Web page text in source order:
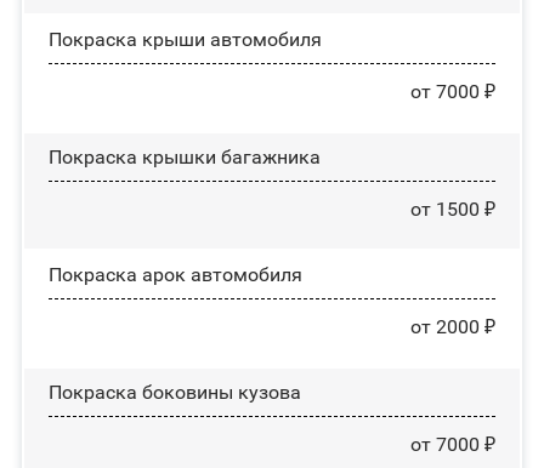
Покраска крыши автомобиля
от 7000 ₽
Покраска крышки багажника
от 1500 ₽
Покраска арок автомобиля
от 2000 ₽
Покраска боковины кузова
от 7000 ₽